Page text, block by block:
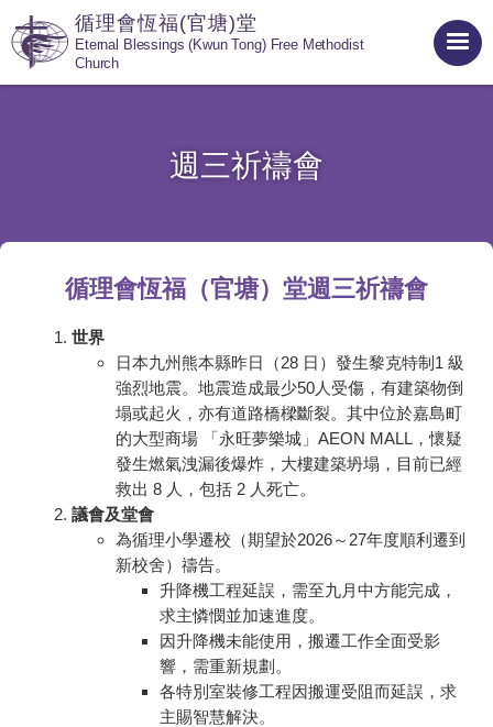
循理會恆福(官塘)堂
Eternal Blessings (Kwun Tong) Free Methodist
Church
週三祈禱會
循理會恆福（官塘）堂週三祈禱會
世界
日本九州熊本縣昨日（28 日）發生黎克特制1 級
強烈地震。地震造成最少50人受傷，有建築物倒
塌或起火，亦有道路橋樑斷裂。其中位於嘉島町
的大型商場 「永旺夢樂城」AEON MALL，懷疑
發生燃氣洩漏後爆炸，大樓建築坍塌，目前已經
救出 8 人，包括 2 人死亡。
議會及堂會
為循理小學遷校（期望於2026～27年度順利遷到
新校舍）禱告。
升降機工程延誤，需至九月中方能完成，
求主憐憫並加速進度。
因升降機未能使用，搬遷工作全面受影
響，需重新規劃。
各特別室裝修工程因搬運受阻而延誤，求
主賜智慧解決。